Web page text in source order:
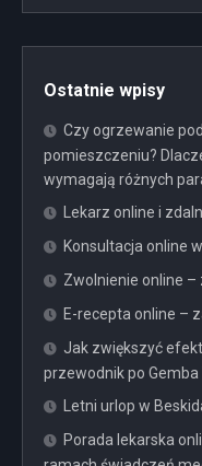
Ostatnie wpisy
Czy ogrzewanie
pomieszczeniu?
wymagają różnych
Lekarz online i
Konsultacja online
Zwolnienie online
E-recepta online –
Jak zwiększyć
przewodnik po Gemba
Letni urlop w
Porada lekarska